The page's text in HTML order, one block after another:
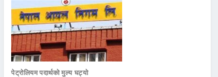
पेट्रोलियम पदार्थको मुल्य घट्यो